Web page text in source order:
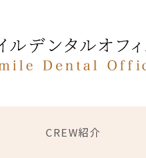
CREW紹介